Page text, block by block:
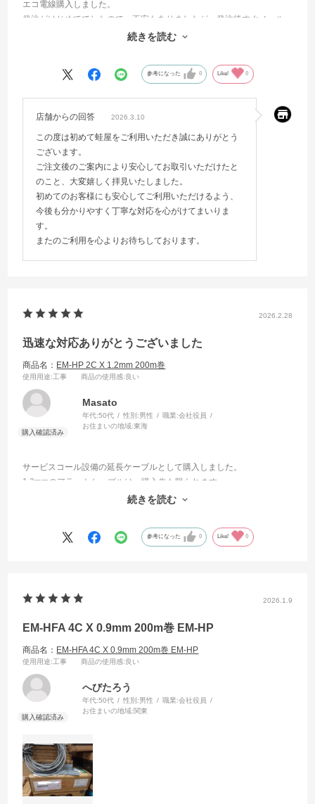
エコ電線購入しました。
発注がはじめてでしたので、不安もありましたが、発注後すぐメール
が届き、発送予定を連絡頂き、安心しました。
続きを読む
参考になった 0 Like! 0
店舗からの回答 2026.3.10
この度は初めて蛙屋をご利用いただき誠にありがとう
ございます。
ご注文後のご案内により安心してお取引いただけたと
のこと、大変嬉しく拝見いたしました。
初めてのお客様にも安心してご利用いただけるよう、
今後も分かりやすく丁寧な対応を心がけてまいりま
す。
またのご利用を心よりお待ちしております。
2026.2.28
迅速な対応ありがとうございました
商品名： EM-HP 2C X 1.2mm 200m巻
使用用途:工事 商品の使用感:良い
Masato
年代:50代 性別:男性 職業:会社役員
お住まいの地域:東海
サービスコール設備の延長ケーブルとして購入しました。
1.2mmのアラートケーブルは、購入先も限られます。
今回は、品質がよく安価で迅速に購入する事ができました。
続きを読む
参考になった 0 Like! 0
2026.1.9
EM-HFA 4C X 0.9mm 200m巻 EM-HP
商品名： EM-HFA 4C X 0.9mm 200m巻 EM-HP
使用用途:工事 商品の使用感:良い
へびたろう
年代:50代 性別:男性 職業:会社役員
お住まいの地域:関東